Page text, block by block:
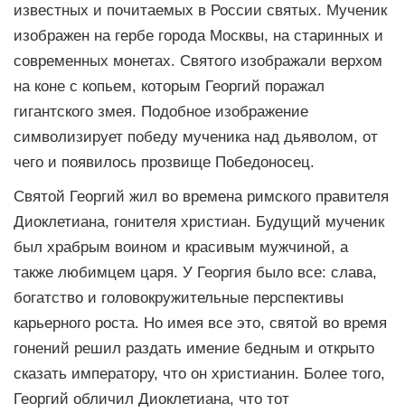
известных и почитаемых в России святых. Мученик
изображен на гербе города Москвы, на старинных и
современных монетах. Святого изображали верхом
на коне с копьем, которым Георгий поражал
гигантского змея. Подобное изображение
символизирует победу мученика над дьяволом, от
чего и появилось прозвище Победоносец.
Святой Георгий жил во времена римского правителя
Диоклетиана, гонителя христиан. Будущий мученик
был храбрым воином и красивым мужчиной, а
также любимцем царя. У Георгия было все: слава,
богатство и головокружительные перспективы
карьерного роста. Но имея все это, святой во время
гонений решил раздать имение бедным и открыто
сказать императору, что он христианин. Более того,
Георгий обличил Диоклетиана, что тот